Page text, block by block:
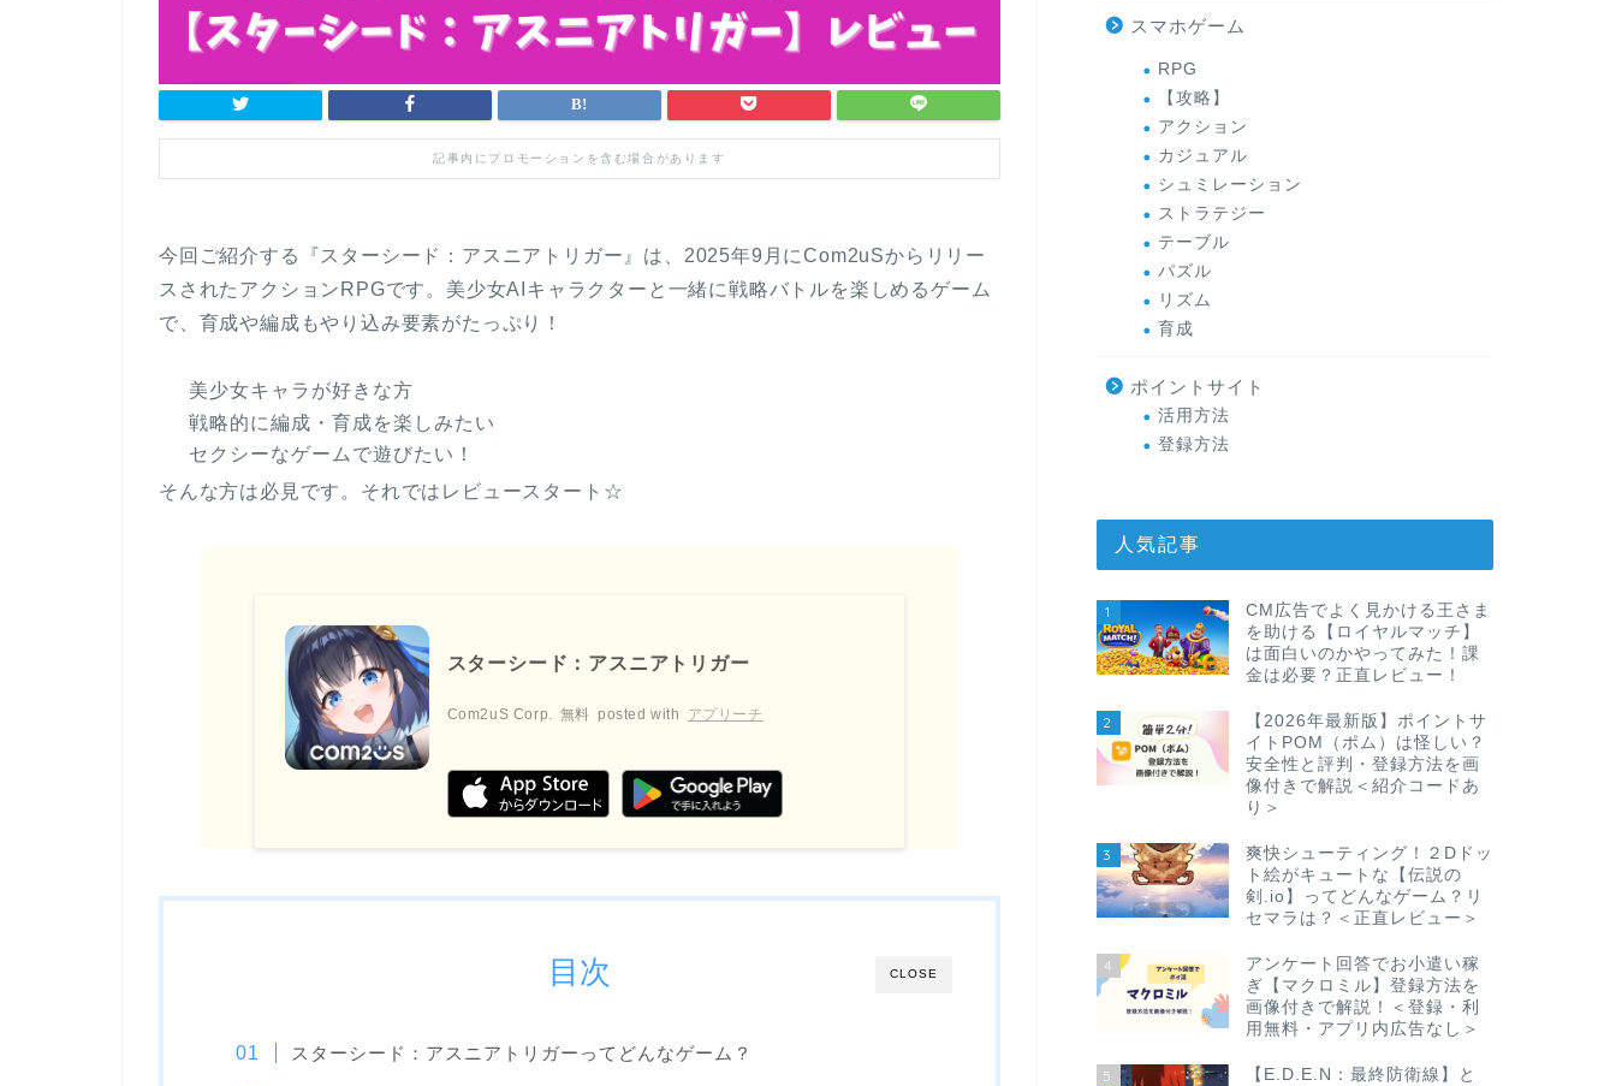
記事内にプロモーションを含む場合があります
今回ご紹介する『スターシード：アスニアトリガー』は、2025年9月にCom2uSからリリー
スされたアクションRPGです。美少女AIキャラクターと一緒に戦略バトルを楽しめるゲーム
で、育成や編成もやり込み要素がたっぷり！
美少女キャラが好きな方
戦略的に編成・育成を楽しみたい
セクシーなゲームで遊びたい！
そんな方は必見です。それではレビュースタート☆
スターシード：アスニアトリガー
Com2uS Corp. 無料 posted with アプリーチ
CLOSE
目次
スターシード：アスニアトリガーってどんなゲーム？
スマホゲーム
RPG
【攻略】
アクション
カジュアル
シュミレーション
ストラテジー
テーブル
パズル
リズム
育成
ポイントサイト
活用方法
登録方法
人気記事
1
CM広告でよく見かける王さま
を助ける【ロイヤルマッチ】
は面白いのかやってみた！課
金は必要？正直レビュー！
2
【2026年最新版】ポイントサ
イトPOM（ポム）は怪しい？
安全性と評判・登録方法を画
像付きで解説＜紹介コードあ
り＞
3
爽快シューティング！２Dドッ
ト絵がキュートな【伝説の
剣.io】ってどんなゲーム？リ
セマラは？＜正直レビュー＞
4
アンケート回答でお小遣い稼
ぎ【マクロミル】登録方法を
画像付きで解説！＜登録・利
用無料・アプリ内広告なし＞
5
【E.D.E.N：最終防衛線】と